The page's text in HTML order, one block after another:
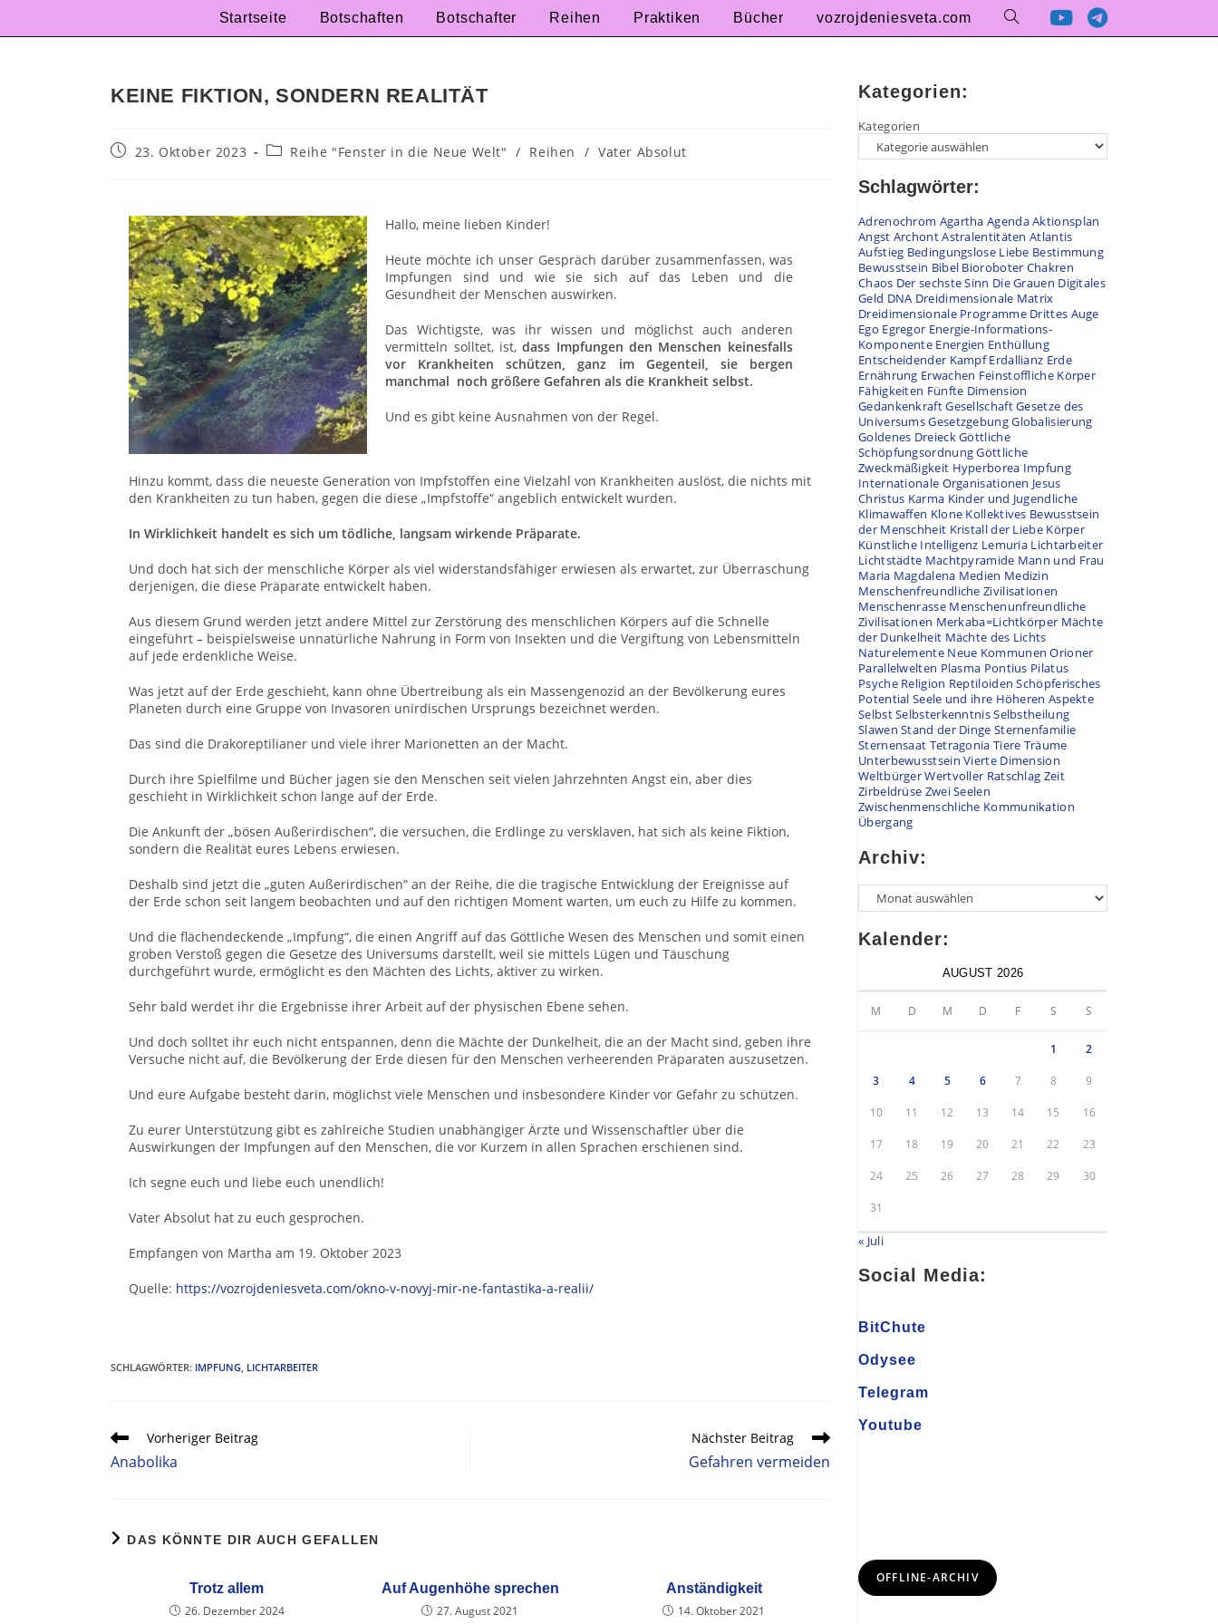
Startseite Botschaften Botschafter Reihen Praktiken Bücher vozrojdeniesveta.com
KEINE FIKTION, SONDERN REALITÄT
23. Oktober 2023 Reihe "Fenster in die Neue Welt" / Reihen / Vater Absolut
Hallo, meine lieben Kinder!
Heute möchte ich unser Gespräch darüber zusammenfassen, was
Impfungen sind und wie sie sich auf das Leben und die
Gesundheit der Menschen auswirken.
Das Wichtigste, was ihr wissen und möglichst auch anderen
vermitteln solltet, ist,dass Impfungen den Menschen keinesfalls
vor Krankheiten schützen, ganz im Gegenteil, sie bergen
manchmal noch größere Gefahren als die Krankheit selbst.
Und es gibt keine Ausnahmen von der Regel.
Hinzu kommt, dass die neueste Generation von Impfstoffen eine Vielzahl von Krankheiten auslöst, die nichts mit
den Krankheiten zu tun haben, gegen die diese „Impfstoffe“ angeblich entwickelt wurden.
In Wirklichkeit handelt es sich um tödliche, langsam wirkende Präparate.
Und doch hat sich der menschliche Körper als viel widerstandsfähiger erwiesen als erwartet, zur Überraschung
derjenigen, die diese Präparate entwickelt haben.
Aus diesem Grund werden jetzt andere Mittel zur Zerstörung des menschlichen Körpers auf die Schnelle
eingeführt – beispielsweise unnatürliche Nahrung in Form von Insekten und die Vergiftung von Lebensmitteln
auf jede erdenkliche Weise.
Was jetzt auf der Erde geschieht, kann ohne Übertreibung als ein Massengenozid an der Bevölkerung eures
Planeten durch eine Gruppe von Invasoren unirdischen Ursprungs bezeichnet werden.
Das sind die Drakoreptilianer und viele ihrer Marionetten an der Macht.
Durch ihre Spielfilme und Bücher jagen sie den Menschen seit vielen Jahrzehnten Angst ein, aber dies
geschieht in Wirklichkeit schon lange auf der Erde.
Die Ankunft der „bösen Außerirdischen“, die versuchen, die Erdlinge zu versklaven, hat sich als keine Fiktion,
sondern die Realität eures Lebens erwiesen.
Deshalb sind jetzt die „guten Außerirdischen“ an der Reihe, die die tragische Entwicklung der Ereignisse auf
der Erde schon seit langem beobachten und auf den richtigen Moment warten, um euch zu Hilfe zu kommen.
Und die flächendeckende „Impfung“, die einen Angriff auf das Göttliche Wesen des Menschen und somit einen
groben Verstoß gegen die Gesetze des Universums darstellt, weil sie mittels Lügen und Täuschung
durchgeführt wurde, ermöglicht es den Mächten des Lichts, aktiver zu wirken.
Sehr bald werdet ihr die Ergebnisse ihrer Arbeit auf der physischen Ebene sehen.
Und doch solltet ihr euch nicht entspannen, denn die Mächte der Dunkelheit, die an der Macht sind, geben ihre
Versuche nicht auf, die Bevölkerung der Erde diesen für den Menschen verheerenden Präparaten auszusetzen.
Und eure Aufgabe besteht darin, möglichst viele Menschen und insbesondere Kinder vor Gefahr zu schützen.
Zu eurer Unterstützung gibt es zahlreiche Studien unabhängiger Ärzte und Wissenschaftler über die
Auswirkungen der Impfungen auf den Menschen, die vor Kurzem in allen Sprachen erschienen sind.
Ich segne euch und liebe euch unendlich!
Vater Absolut hat zu euch gesprochen.
Empfangen von Martha am 19. Oktober 2023
Quelle: https://vozrojdeniesveta.com/okno-v-novyj-mir-ne-fantastika-a-realii/
SCHLAGWÖRTER: IMPFUNG, LICHTARBEITER
Vorheriger Beitrag
Anabolika
Nächster Beitrag
Gefahren vermeiden
DAS KÖNNTE DIR AUCH GEFALLEN
Trotz allem
26. Dezember 2024
Auf Augenhöhe sprechen
27. August 2021
Anständigkeit
14. Oktober 2021
Kategorien:
Kategorien
Schlagwörter:
Adrenochrom Agartha AgendaAktionsplan
Angst ArchontAstralentitäten Atlantis
Aufstieg Bedingungslose Liebe Bestimmung
Bewusstsein Bibel Bioroboter Chakren
Chaos Der sechste Sinn Die Grauen Digitales
Geld DNA Dreidimensionale Matrix
Dreidimensionale Programme Drittes Auge
Ego Egregor Energie-Informations-
Komponente Energien Enthüllung
Entscheidender Kampf Erdallianz Erde
Ernährung Erwachen Feinstoffliche Körper
Fähigkeiten Fünfte Dimension
GedankenkraftGesellschaftGesetze des
UniversumsGesetzgebungGlobalisierung
Goldenes DreieckGöttliche
SchöpfungsordnungGöttliche
Zweckmäßigkeit Hyperborea Impfung
Internationale Organisationen Jesus
Christus Karma Kinder und Jugendliche
Klimawaffen Klone Kollektives Bewusstsein
der Menschheit Kristall der Liebe Körper
Künstliche Intelligenz Lemuria Lichtarbeiter
Lichtstädte Machtpyramide Mann und Frau
Maria Magdalena Medien Medizin
Menschenfreundliche Zivilisationen
Menschenrasse Menschenunfreundliche
Zivilisationen Merkaba=Lichtkörper Mächte
der Dunkelheit Mächte des Lichts
Naturelemente Neue Kommunen Orioner
Parallelwelten Plasma Pontius Pilatus
Psyche Religion Reptiloiden Schöpferisches
Potential Seele und ihre Höheren Aspekte
SelbstSelbsterkenntnisSelbstheilung
Slawen Stand der Dinge Sternenfamilie
Sternensaat Tetragonia Tiere Träume
Unterbewusstsein Vierte Dimension
WeltbürgerWertvoller Ratschlag Zeit
Zirbeldrüse Zwei Seelen
Zwischenmenschliche Kommunikation
Übergang
Archiv:
Kalender:
AUGUST 2026
M D M D F S S
1 2
3 4 5 6 7 8 9
10 11 12 13 14 15 16
17 18 19 20 21 22 23
24 25 26 27 28 29 30
31
« Juli
Social Media:
BitChute
Odysee
Telegram
Youtube
OFFLINE-ARCHIV